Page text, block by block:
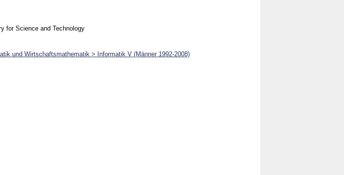
for Science and Technology
und Wirtschaftsmathematik > Informatik V (Männer 1992-2008)